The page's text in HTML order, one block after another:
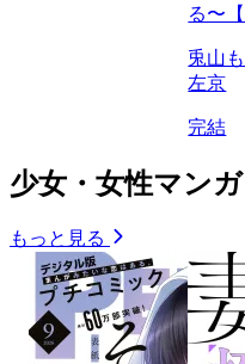
る〜
兎山
左京
完結
少女・女性マン
もっと見る